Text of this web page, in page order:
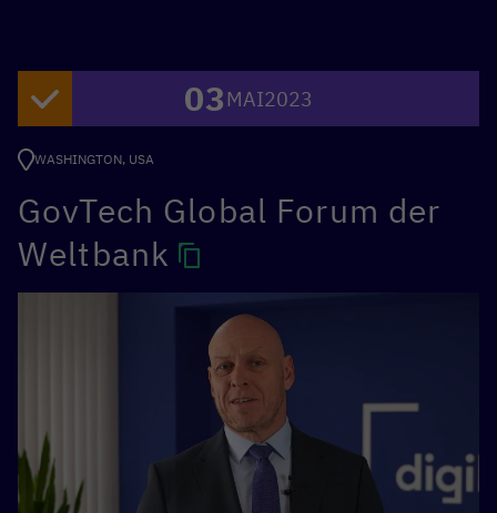
03MAI2023
WASHINGTON, USA
GovTech Global Forum der
Weltbank